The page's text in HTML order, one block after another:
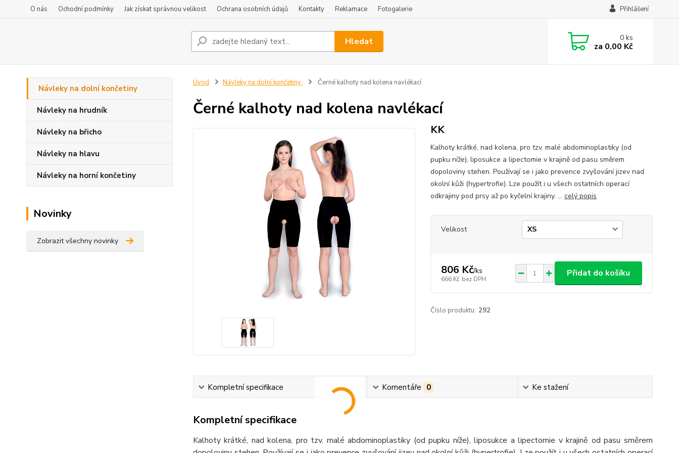
O nás Ochodní podmínky Jak získat správnou velikost Ochrana osobních údajů Kontakty Reklamace Fotogalerie Přihlášení
Hledat 0ks
za 0,00 Kč
Návleky na dolní končetiny
Návleky na hrudník
Návleky na břicho
Návleky na hlavu
Návleky na horní končetiny
Novinky
Zobrazit všechny novinky
Úvod Návleky na dolní končetiny Černé kalhoty nad kolena navlékací
Černé kalhoty nad kolena navlékací
KK
Kalhoty krátké, nad kolena, pro tzv. malé abdominoplastiky (od
pupku níže), liposukce a lipectomie v krajině od pasu směrem
dopoloviny stehen. Používají se i jako prevence zvyšování jizev nad
okolní kůži (hypertrofie). Lze použít i u všech ostatních operací
odkrajiny pod prsy až po kyčelní krajiny. ... celý popis
Velikost
806 Kč/ks
666 Kč bez DPH
Přidat do košíku
Číslo produktu: 292
Kompletní specifikace Komentáře 0 Ke stažení
Kompletní specifikace
Kalhoty krátké, nad kolena, pro tzv. malé abdominoplastiky (od pupku níže), liposukce a lipectomie v krajině od pasu směrem